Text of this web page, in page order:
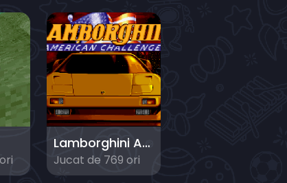
Lamborghini American Challenge
Jucat de 769 ori